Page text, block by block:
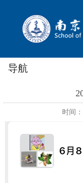
导航
时间